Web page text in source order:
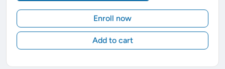
Enroll now
Add to cart